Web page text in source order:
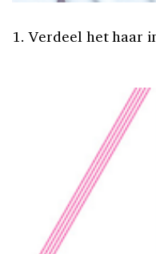
1. Verdeel het haar